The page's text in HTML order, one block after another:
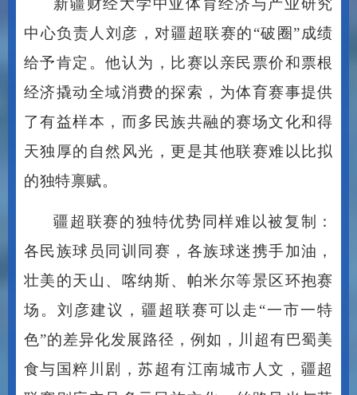
中心负责人刘彦，对疆超联赛的“破圈”成绩
给予肯定。他认为，比赛以亲民票价和票根
经济撬动全域消费的探索，为体育赛事提供
了有益样本，而多民族共融的赛场文化和得
天独厚的自然风光，更是其他联赛难以比拟
的独特禀赋。
各民族球员同训同赛，各族球迷携手加油，
壮美的天山、喀纳斯、帕米尔等景区环抱赛
场。刘彦建议，疆超联赛可以走“一市一特
色”的差异化发展路径，例如，川超有巴蜀美
食与国粹川剧，苏超有江南城市人文，疆超
联赛则应立足多元民族文化、丝路风光与草